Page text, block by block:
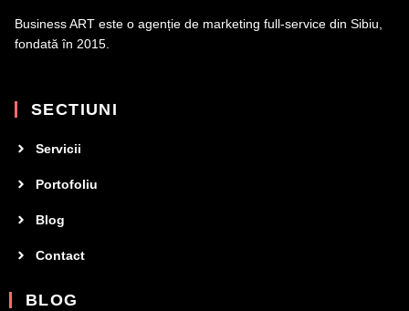
Business ART este o agenție de marketing full-service din Sibiu,
fondată în 2015.
SECTIUNI
Servicii
Portofoliu
Blog
Contact
BLOG